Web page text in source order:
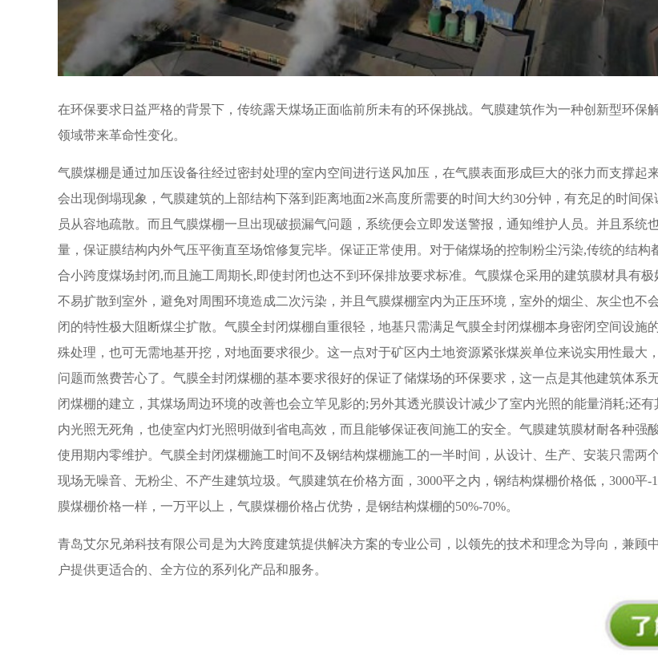
在环保要求日益严格的背景下，传统露天煤场正面临前所未有的环保挑战。气膜建筑作为一种创新型环保
领域带来革命性变化。
气膜煤棚是通过加压设备往经过密封处理的室内空间进行送风加压，在气膜表面形成巨大的张力而支撑起
会出现倒塌现象，气膜建筑的上部结构下落到距离地面2米高度所需要的时间大约30分钟，有充足的时间保
员从容地疏散。而且气膜煤棚一旦出现破损漏气问题，系统便会立即发送警报，通知维护人员。并且系统
量，保证膜结构内外气压平衡直至场馆修复完毕。保证正常使用。对于储煤场的控制粉尘污染,传统的结构
合小跨度煤场封闭,而且施工周期长,即使封闭也达不到环保排放要求标准。气膜煤仓采用的建筑膜材具有
不易扩散到室外，避免对周围环境造成二次污染，并且气膜煤棚室内为正压环境，室外的烟尘、灰尘也不
闭的特性极大阻断煤尘扩散。气膜全封闭煤棚自重很轻，地基只需满足气膜全封闭煤棚本身密闭空间设施
殊处理，也可无需地基开挖，对地面要求很少。这一点对于矿区内土地资源紧张煤炭单位来说实用性最大
问题而煞费苦心了。气膜全封闭煤棚的基本要求很好的保证了储煤场的环保要求，这一点是其他建筑体系
闭煤棚的建立，其煤场周边环境的改善也会立竿见影的;另外其透光膜设计减少了室内光照的能量消耗;还
内光照无死角，也使室内灯光照明做到省电高效，而且能够保证夜间施工的安全。气膜建筑膜材耐各种强
使用期内零维护。气膜全封闭煤棚施工时间不及钢结构煤棚施工的一半时间，从设计、生产、安装只需两
现场无噪音、无粉尘、不产生建筑垃圾。气膜建筑在价格方面，3000平之内，钢结构煤棚价格低，3000平-
膜煤棚价格一样，一万平以上，气膜煤棚价格占优势，是钢结构煤棚的50%-70%。
青岛艾尔兄弟科技有限公司是为大跨度建筑提供解决方案的专业公司，以领先的技术和理念为导向，兼顾
户提供更适合的、全方位的系列化产品和服务。